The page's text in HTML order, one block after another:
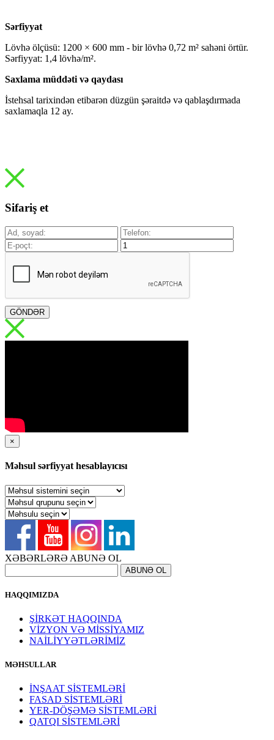
Sərfiyyat
Lövhə ölçüsü: 1200 × 600 mm - bir lövhə 0,72 m² sahəni örtür.
Sərfiyyat: 1,4 lövhə/m².
Saxlama müddəti və qaydası
İstehsal tarixindən etibarən düzgün şəraitdə və qablaşdırmada
saxlamaqla 12 ay.
Sifariş et
GÖNDƏR
×
Məhsul sərfiyyat hesablayıcısı
XƏBƏRLƏRƏ ABUNƏ OL
HAQQIMIZDA
ŞİRKƏT HAQQINDA
VİZYON VƏ MİSSİYAMIZ
NAİLİYYƏTLƏRİMİZ
MƏHSULLAR
İNŞAAT SİSTEMLƏRİ
FASAD SİSTEMLƏRİ
YER-DÖŞƏMƏ SİSTEMLƏRİ
QATQI SİSTEMLƏRİ